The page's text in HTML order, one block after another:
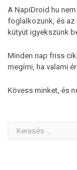
A NapiDroid.hu
foglalkozunk, és
kütyüt igyekszünk
Minden nap friss
megírni, ha valami
Kövess minket, és